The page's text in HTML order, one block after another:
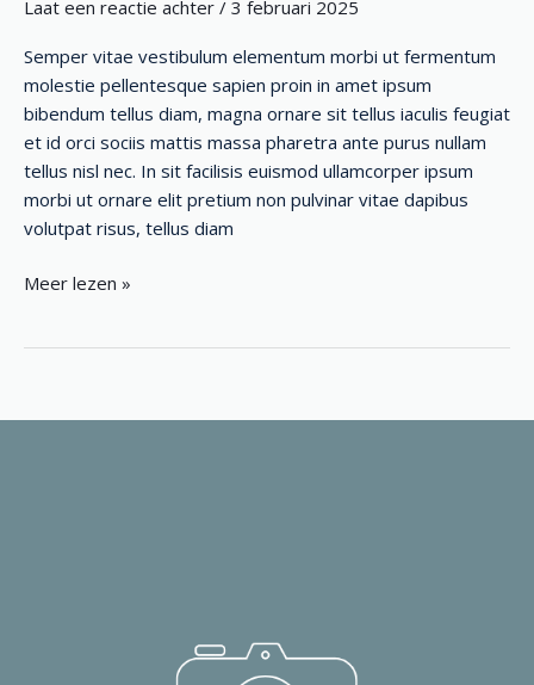
Laat een reactie achter / 3 februari 2025
Semper vitae vestibulum elementum morbi ut fermentum
molestie pellentesque sapien proin in amet ipsum
bibendum tellus diam, magna ornare sit tellus iaculis feugiat
et id orci sociis mattis massa pharetra ante purus nullam
tellus nisl nec. In sit facilisis euismod ullamcorper ipsum
morbi ut ornare elit pretium non pulvinar vitae dapibus
volutpat risus, tellus diam
sit
augue
faucibus
Meer lezen »